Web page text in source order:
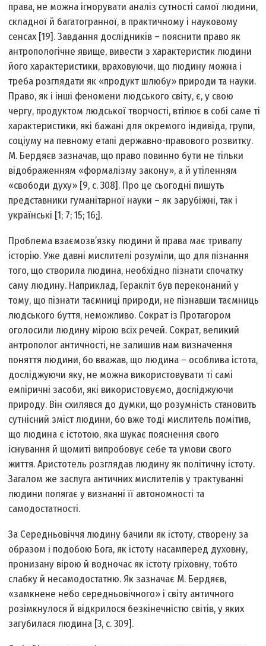
права, не можна ігнорувати аналіз сутності самої людини,
складної й багатогранної, в практичному і науковому
сенсах [19]. Завдання дослідників – пояснити право як
антропологічне явище, вивести з характеристик людини
його характеристики, враховуючи, що людину можна і
треба розглядати як «продукт шлюбу» природи та науки.
Право, як і інші феномени людського світу, є, у свою
чергу, продуктом людської творчості, втілює в собі саме ті
характеристики, які бажані для окремого індивіда, групи,
соціуму на певному етапі державно-правового розвитку.
М. Бердяєв зазначав, що право повинно бути не тільки
відображенням «формалізму закону», а й утіленням
«свободи духу» [9, с. 308]. Про це сьогодні пишуть
представники гуманітарної науки – як зарубіжні, так і
українські [1; 7; 15; 16;].
Проблема взаємозв’язку людини й права має тривалу
історію. Уже давні мислителі розуміли, що для пізнання
того, що створила людина, необхідно пізнати спочатку
саму людину. Наприклад, Геракліт був переконаний у
тому, що пізнати таємниці природи, не пізнавши таємниць
людського буття, неможливо. Сократ із Протагором
оголосили людину мірою всіх речей. Сократ, великий
антрополог античності, не залишив нам визначення
поняття людини, бо вважав, що людина – особлива істота,
досліджуючи яку, не можна використовувати ті самі
емпіричні засоби, які використовуємо, досліджуючи
природу. Він схилявся до думки, що розумність становить
сутнісний зміст людини, бо вже тоді мислитель помітив,
що людина є істотою, яка шукає пояснення свого
існування й щомиті випробовує себе та умови свого
життя. Аристотель розглядав людину як політичну істоту.
Загалом же заслуга античних мислителів у трактуванні
людини полягає у визнанні її автономності та
самодостатності.
За Середньовіччя людину бачили як істоту, створену за
образом і подобою Бога, як істоту насамперед духовну,
пронизану вірою й водночас як істоту гріховну, тобто
слабку й несамодостатню. Як зазначає М. Бердяєв,
«замкнене небо середньовічного» і світу античного
розімкнулося й відкрилося безкінечністю світів, у яких
загубилася людина [3, с. 309].